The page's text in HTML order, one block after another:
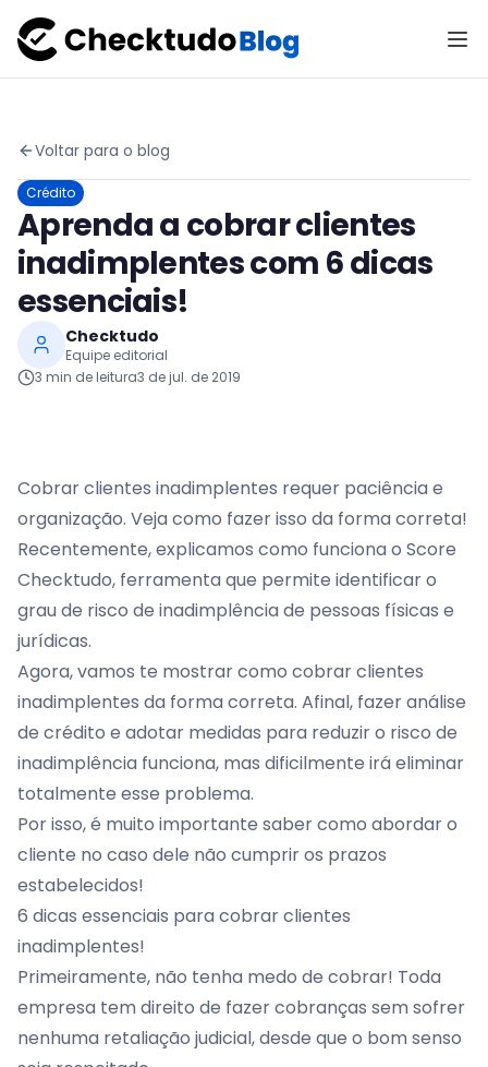
Voltar para o blog
Crédito
Aprenda a cobrar clientes
inadimplentes com 6 dicas
essenciais!
Checktudo
Equipe editorial
3 min de leitura3 de jul. de 2019
Cobrar clientes inadimplentes requer paciência e
organização. Veja como fazer isso da forma correta!
Recentemente, explicamos como funciona o Score
Checktudo, ferramenta que permite identificar o
grau de risco de inadimplência de pessoas físicas e
jurídicas.
Agora, vamos te mostrar como cobrar clientes
inadimplentes da forma correta. Afinal, fazer análise
de crédito e adotar medidas para reduzir o risco de
inadimplência funciona, mas dificilmente irá eliminar
totalmente esse problema.
Por isso, é muito importante saber como abordar o
cliente no caso dele não cumprir os prazos
estabelecidos!
6 dicas essenciais para cobrar clientes
inadimplentes!
Primeiramente, não tenha medo de cobrar! Toda
empresa tem direito de fazer cobranças sem sofrer
nenhuma retaliação judicial, desde que o bom senso